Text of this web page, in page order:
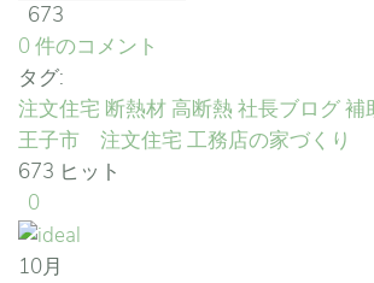
673
0 件のコメント
タグ:
注文住宅 断熱材 高断熱 社長ブログ補
王子市 注文住宅 工務店の家づくり
673 ヒット
0
10月